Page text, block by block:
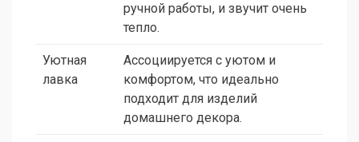
ручной работы, и звучит очень
тепло.
Уютная
лавка
Ассоциируется с уютом и
комфортом, что идеально
подходит для изделий
домашнего декора.